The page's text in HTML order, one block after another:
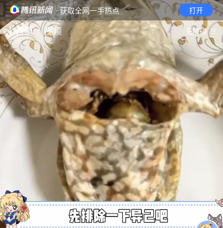
· 获取全网一手热点 打开
首页 视频 无障碍